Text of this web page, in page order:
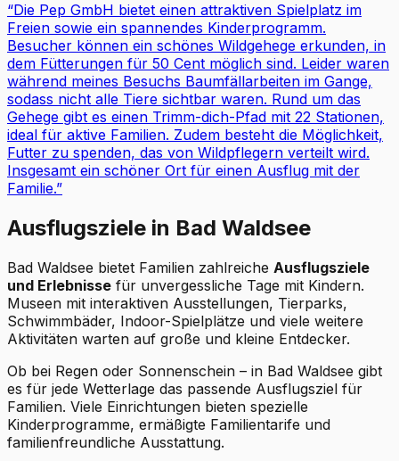
“Die Pep GmbH bietet einen attraktiven Spielplatz im
Freien sowie ein spannendes Kinderprogramm.
Besucher können ein schönes Wildgehege erkunden, in
dem Fütterungen für 50 Cent möglich sind. Leider waren
während meines Besuchs Baumfällarbeiten im Gange,
sodass nicht alle Tiere sichtbar waren. Rund um das
Gehege gibt es einen Trimm-dich-Pfad mit 22 Stationen,
ideal für aktive Familien. Zudem besteht die Möglichkeit,
Futter zu spenden, das von Wildpflegern verteilt wird.
Insgesamt ein schöner Ort für einen Ausflug mit der
Familie.”
Ausflugsziele in Bad Waldsee
Bad Waldsee bietet Familien zahlreiche Ausflugsziele
und Erlebnisse für unvergessliche Tage mit Kindern.
Museen mit interaktiven Ausstellungen, Tierparks,
Schwimmbäder, Indoor-Spielplätze und viele weitere
Aktivitäten warten auf große und kleine Entdecker.
Ob bei Regen oder Sonnenschein – in Bad Waldsee gibt
es für jede Wetterlage das passende Ausflugsziel für
Familien. Viele Einrichtungen bieten spezielle
Kinderprogramme, ermäßigte Familientarife und
familienfreundliche Ausstattung.